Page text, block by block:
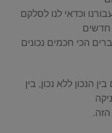
וכדאי לנו לסלקם
חדשים
הכי חכמים נכונים
הנכון ללא נכון, בין